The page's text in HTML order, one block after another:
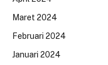
Maret 2024
Februari 2024
Januari 2024